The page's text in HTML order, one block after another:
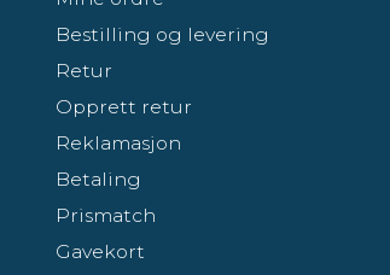
Bestilling og levering
Retur
Opprett retur
Reklamasjon
Betaling
Prismatch
Gavekort